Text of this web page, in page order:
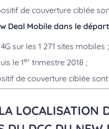
de couverture ciblée
Deal Mobile dans le
sur les 1 271 sites mobiles ;
le 1er trimestre 2018 ;
de couverture ciblée
LOCALISATION